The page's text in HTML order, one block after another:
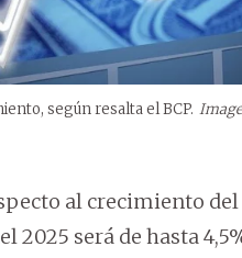
según resalta el BCP.
al crecimiento
2025 será de hasta